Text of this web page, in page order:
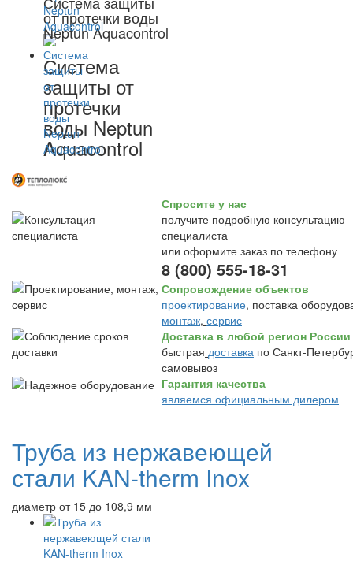
от протечки воды
Neptun Aquacontrol
Система
защиты от
протечки
воды Neptun
Aquacontrol
Спросите у нас
получите подробную консультацию
специалиста
или оформите заказ по телефону
8 (800) 555-18-31
Сопровождение объектов
проектирование, поставка
монтаж, сервис
Доставка в любой регион России
быстрая доставка по Санкт-
самовывоз
Гарантия качества
являемся официальным дилером
Труба из нержавеющей
стали KAN-therm Inox
диаметр от 15 до 108,9 мм